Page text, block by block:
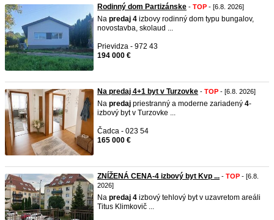
Rodinný dom Partizánske - TOP - [6.8. 2026]
Na predaj 4 izbovy rodinný dom typu bungalov,
novostavba, skolaud ...
Prievidza - 972 43
194 000 €
Na predaj 4+1 byt v Turzovke - TOP - [6.8. 2026]
Na predaj priestranný a moderne zariadený 4-
izbový byt v Turzovke ...
Čadca - 023 54
165 000 €
ZNÍŽENÁ CENA-4 izbový byt Kvp ... - TOP - [6.8.
2026]
Na predaj 4 izbový tehlový byt v uzavretom areáli
Titus Klimkovič ...